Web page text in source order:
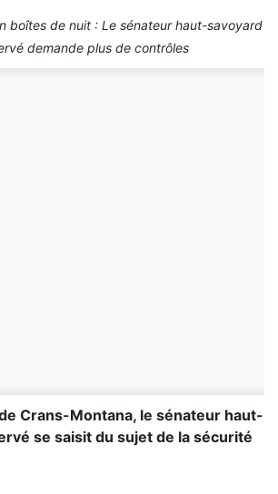
boîtes de nuit : Le sénateur haut-savoyard
demande plus de contrôles
Crans-Montana, le sénateur haut-
se saisit du sujet de la sécurité